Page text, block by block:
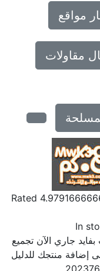
مواقع
مقاولات
Rated
In
جاري الآن تجميع
إضافة منتجك للدليل